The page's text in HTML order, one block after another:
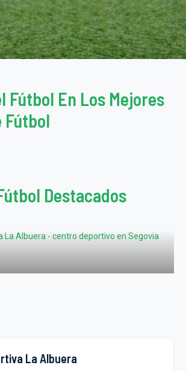
Fútbol En Los Mejores
Fútbol
Destacados
La Albuera